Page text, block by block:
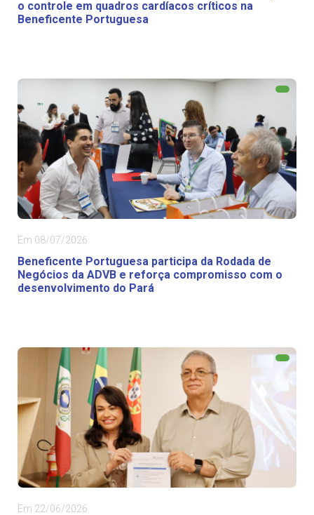
o controle em quadros cardíacos críticos na
Beneficente Portuguesa
Em 08/07/2026
Beneficente Portuguesa participa da Rodada de
Negócios da ADVB e reforça compromisso com o
desenvolvimento do Pará
Em 22/06/2026